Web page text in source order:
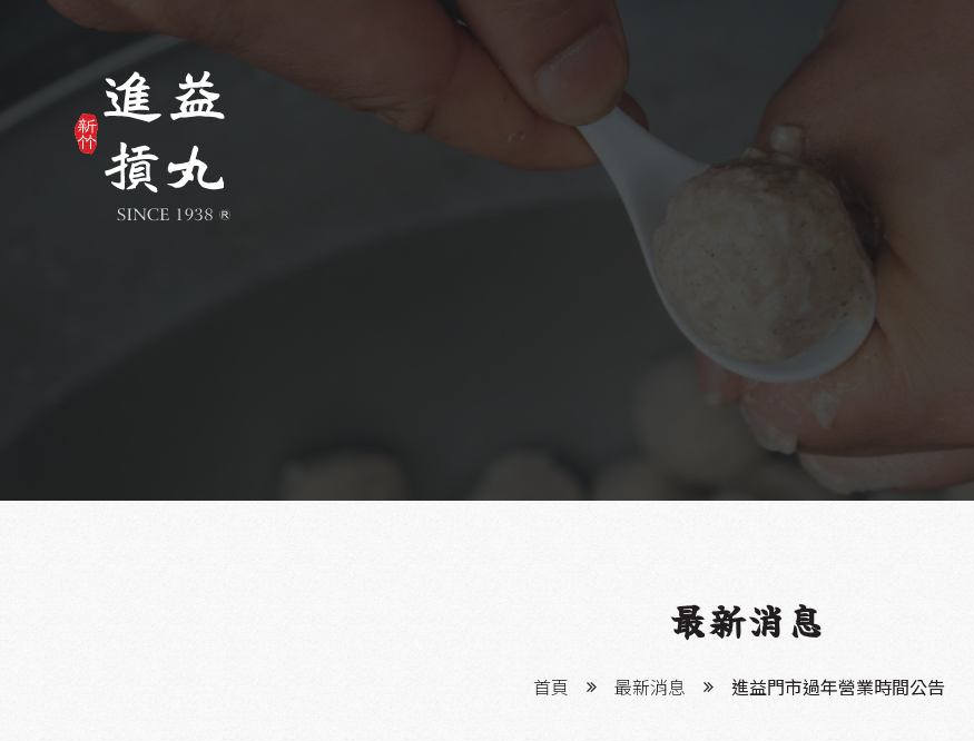
最新消息
首頁 最新消息 進益門市過年營業時間公告